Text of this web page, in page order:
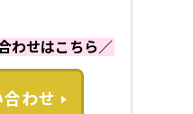
わせはこちら／
合わせ